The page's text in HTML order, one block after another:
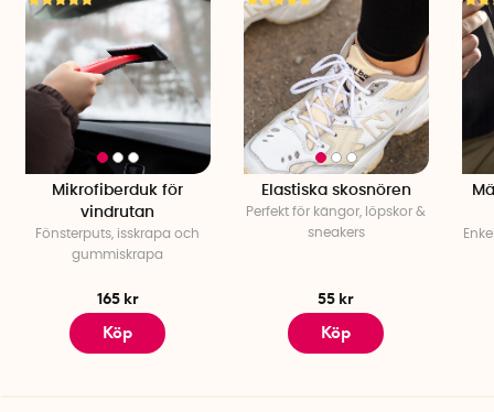
Mikrofiberduk för
vindrutan
Fönsterputs, isskrapa och
gummiskrapa
165 kr
Köp
Elastiska skosnören
Perfekt för kängor, löpskor &
sneakers
55 kr
Köp